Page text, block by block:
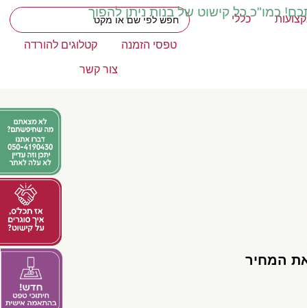
כמו"כ כל קישוט של בנות ניתן להפוך
כללי
טפסי הזמנה קטלוגים להורדה
צור קשר
המחיר